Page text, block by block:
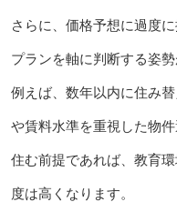
さらに、価格予想に過度
プランを軸に判断する姿勢
例えば、数年以内に住み
や賃料水準を重視した物
住む前提であれば、教育
度は高くなります。